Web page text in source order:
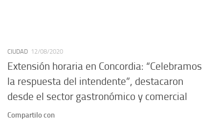
CIUDAD 12/08/2020
Extensión horaria en Concordia: “Celebramos
la respuesta del intendente”, destacaron
desde el sector gastronómico y comercial
Compartilo con